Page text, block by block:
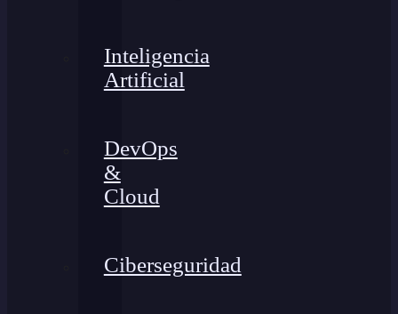
Inteligencia
Artificial
DevOps
&
Cloud
Ciberseguridad